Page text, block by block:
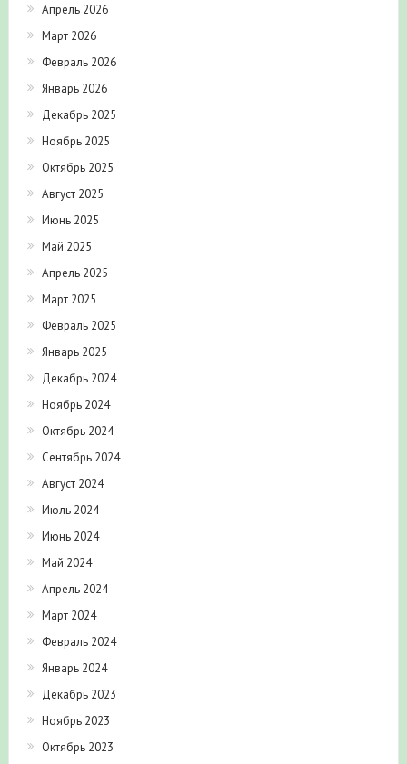
Апрель 2026
Март 2026
Февраль 2026
Январь 2026
Декабрь 2025
Ноябрь 2025
Октябрь 2025
Август 2025
Июнь 2025
Май 2025
Апрель 2025
Март 2025
Февраль 2025
Январь 2025
Декабрь 2024
Ноябрь 2024
Октябрь 2024
Сентябрь 2024
Август 2024
Июль 2024
Июнь 2024
Май 2024
Апрель 2024
Март 2024
Февраль 2024
Январь 2024
Декабрь 2023
Ноябрь 2023
Октябрь 2023